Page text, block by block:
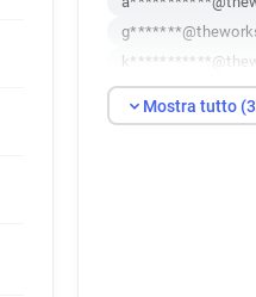
Mostra tutto